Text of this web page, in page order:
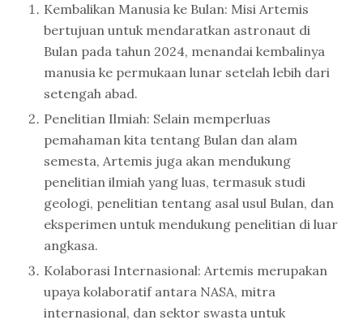
Kembalikan Manusia ke Bulan: Misi Artemis
bertujuan untuk mendaratkan astronaut di
Bulan pada tahun 2024, menandai kembalinya
manusia ke permukaan lunar setelah lebih dari
setengah abad.
Penelitian Ilmiah: Selain memperluas
pemahaman kita tentang Bulan dan alam
semesta, Artemis juga akan mendukung
penelitian ilmiah yang luas, termasuk studi
geologi, penelitian tentang asal usul Bulan, dan
eksperimen untuk mendukung penelitian di luar
angkasa.
Kolaborasi Internasional: Artemis merupakan
upaya kolaboratif antara NASA, mitra
internasional, dan sektor swasta untuk